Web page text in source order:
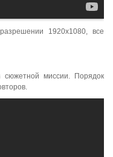
1920x1080, все
сюжетной миссии. Порядок